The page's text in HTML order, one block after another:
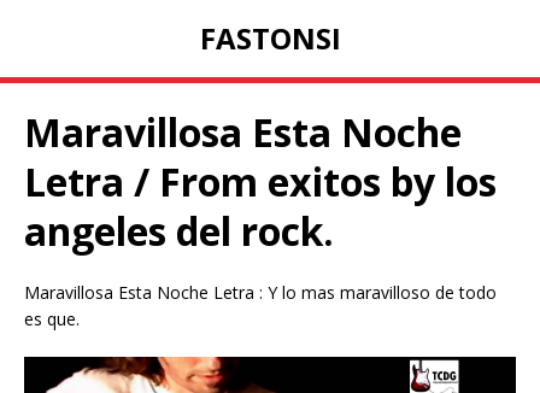
FASTONSI
Maravillosa Esta Noche
Letra / From exitos by los
angeles del rock.
Maravillosa Esta Noche Letra : Y lo mas maravilloso de todo
es que.